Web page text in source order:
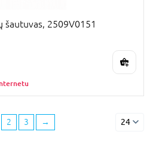
šautuvas, 2509V0151
2 3 → 24